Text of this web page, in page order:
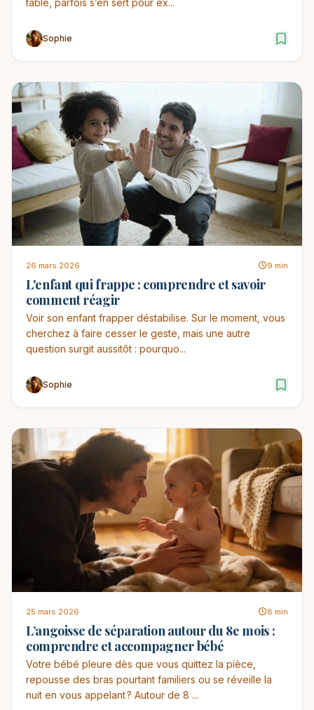
table, parfois s’en sert pour ex...
Sophie
26 mars 2026 9 min
L'enfant qui frappe : comprendre et savoir
comment réagir
Voir son enfant frapper déstabilise. Sur le moment, vous
cherchez à faire cesser le geste, mais une autre
question surgit aussitôt : pourquo...
Sophie
25 mars 2026 8 min
L’angoisse de séparation autour du 8e mois :
comprendre et accompagner bébé
Votre bébé pleure dès que vous quittez la pièce,
repousse des bras pourtant familiers ou se réveille la
nuit en vous appelant ? Autour de 8 ...